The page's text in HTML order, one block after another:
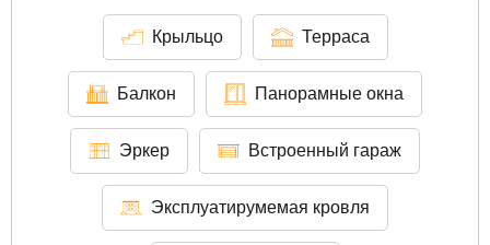
Крыльцо Терраса
Балкон Панорамные окна
Эркер Встроенный гараж
Эксплуатирумемая кровля